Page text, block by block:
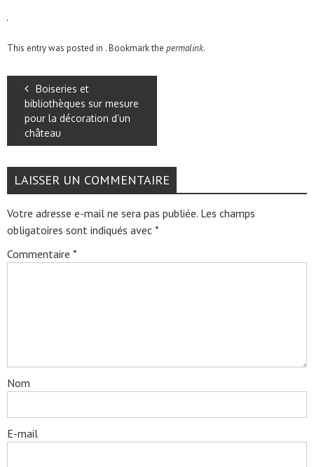
This entry was posted in . Bookmark the permalink.
Boiseries et
bibliothèques sur mesure
pour la décoration d’un
château
LAISSER UN COMMENTAIRE
Votre adresse e-mail ne sera pas publiée. Les champs
obligatoires sont indiqués avec *
Commentaire *
Nom
E-mail